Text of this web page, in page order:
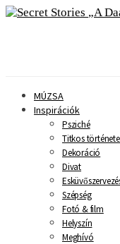
A
MÚZSA
Inspirációk
Psziché
Titkos
Dekoráció
Divat
Szépség
Fotó & film
Helyszín
Meghívó